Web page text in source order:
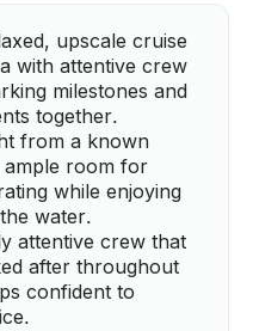
upscale cruise
with attentive crew
milestones and
together.
from a known
ample room for
while enjoying
water.
attentive crew that
after throughout
confident to